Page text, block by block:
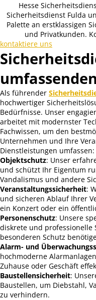
Hesse
Sicherheitsdienst Fulda
Palette an erstklassigen
und Privatkunden.
kontaktiere uns
Als führender
hochwertiger
Bedürfnisse. Unser
arbeitet mit modernster
Fachwissen, um den
Unternehmen und Ihre
Dienstleistungen umfassen:
Objektschutz: Unser
und schützt Ihr Eigentum
Vandalismus und andere
Veranstaltungssicherheit:
und sicheren Ablauf Ihrer
ein Konzert oder ein
Personenschutz: Unsere
diskrete und professionelle
besonderen Schutz
Alarm- und
hochmoderne
Zuhause oder Geschäft
Baustellensicherheit:
Baustellen, um Diebstahl,
zu verhindern.